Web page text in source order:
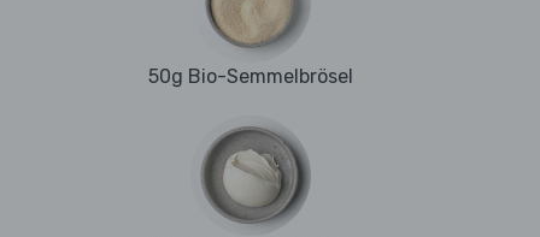
50g Bio-Semmelbrösel